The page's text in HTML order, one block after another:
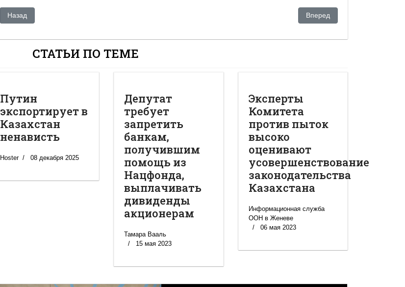
Предыдущий: Безвыходное военное положение. Истощение ресурсов заставит Москву выбирать между капитуляцией и
Назад Следующий: "Где вы были
Вперед
СТАТЬИ ПО ТЕМЕ
Путин
экспортирует в
Казахстан
ненависть
Hoster 08 декабря 2025
Депутат
требует
запретить
банкам,
получившим
помощь из
Нацфонда,
выплачивать
дивиденды
акционерам
Тамара Вааль
15 мая 2023
Эксперты
Комитета
против пыток
высоко
оценивают
усовершенствование
законодательства
Казахстана
Информационная служба
ООН в Женеве
06 мая 2023